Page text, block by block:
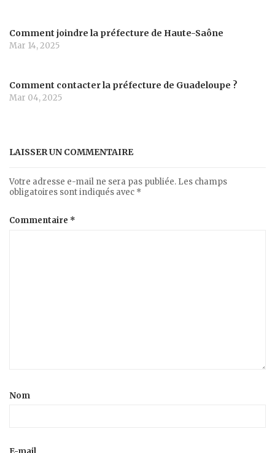
Comment joindre la préfecture de Haute-Saône
Mar 14, 2025
Comment contacter la préfecture de Guadeloupe ?
Mar 04, 2025
LAISSER UN COMMENTAIRE
Votre adresse e-mail ne sera pas publiée. Les champs
obligatoires sont indiqués avec *
Commentaire *
Nom